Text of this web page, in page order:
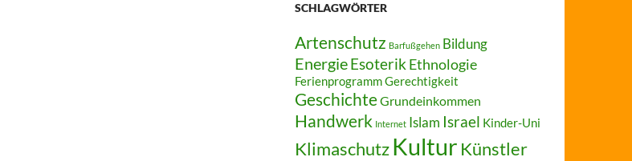
SCHLAGWÖRTER
Artenschutz Barfußgehen Bildung
EnergieEsoterik Ethnologie
FerienprogrammGerechtigkeit
GeschichteGrundeinkommen
Handwerk Internet Islam Israel Kinder-Uni
KlimaschutzKultur Künstler